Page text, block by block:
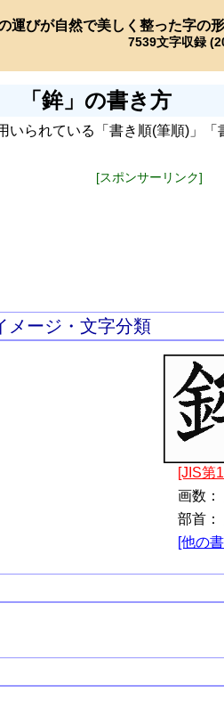
運びが自然で美しく整った字の
7539文字収録
「鉾」の書き方
いられている「書き順(筆順)」「
[スポンサーリンク]
メージ・文字分類
[JIS第
画数：
部首：
[他の